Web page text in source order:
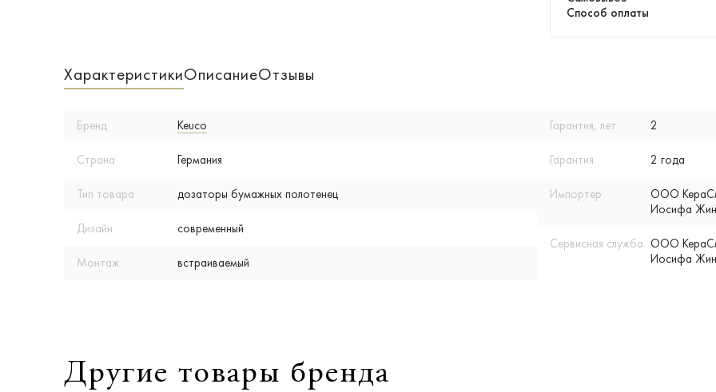
Способ оплаты
ХарактеристикиОписаниеОтзывы
Бренд Keuco
Страна Германия
Тип товара дозаторы бумажных полотенец
Дизайн современный
Монтаж встраиваемый
Гарантия, лет 2
Гарантия 2 года
Импортер
ООО
Иосифа
Сервисная служба ООО
Иосифа
Другие товары бренда